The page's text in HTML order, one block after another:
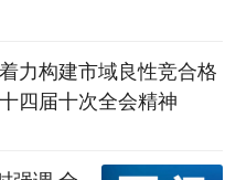
力构建市域良性竞合格
四届十次全会精神